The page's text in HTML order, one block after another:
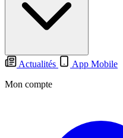
Actualités
App Mobile
Mon compte